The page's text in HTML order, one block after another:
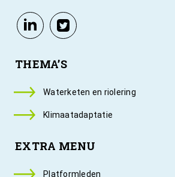
THEMA’S
Waterketen en riolering
Klimaatadaptatie
EXTRA MENU
Platformleden